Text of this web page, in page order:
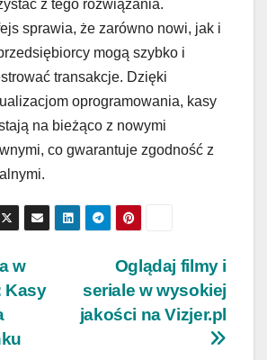
z tego rozwiązania.
sprawia, że zarówno nowi, jak i
mogą szybko i
transakcje. Dzięki
oprogramowania, kasy
na bieżąco z nowymi
co gwarantuje zgodność z
Oglądaj filmy i
seriale w wysokiej
jakości na Vizjer.pl
w
Kasy